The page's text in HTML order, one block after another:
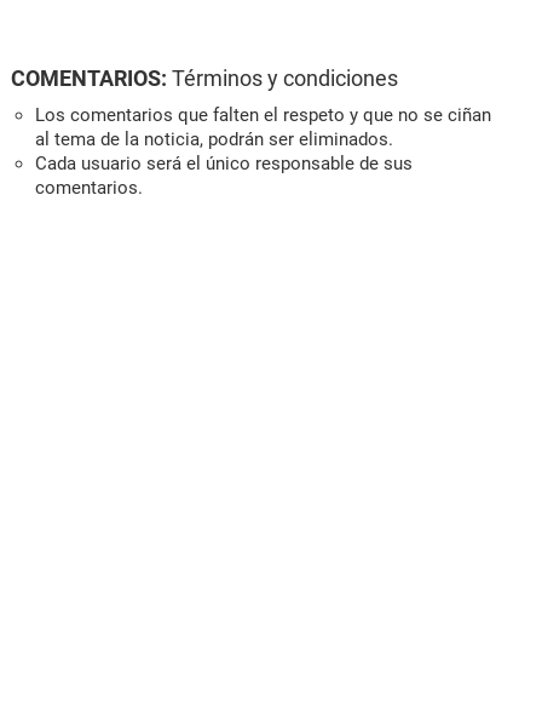
COMENTARIOS: Términos y condiciones
Los comentarios que falten el respeto y que no se ciñan
al tema de la noticia, podrán ser eliminados.
Cada usuario será el único responsable de sus
comentarios.